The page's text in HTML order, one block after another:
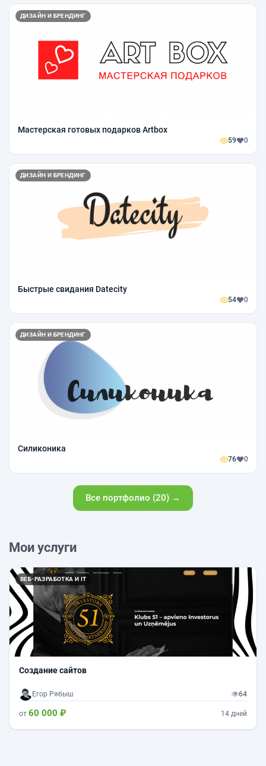
ДИЗАЙН И БРЕНДИНГ
Мастерская готовых подарков Artbox
59 0
ДИЗАЙН И БРЕНДИНГ
Быстрые свидания Datecity
54 0
ДИЗАЙН И БРЕНДИНГ
Силиконика
76 0
Все портфолио (20) →
Мои услуги
ВЕБ-РАЗРАБОТКА И IT
Создание сайтов
Егор Рябыш 64
от 60 000 ₽ 14 дней